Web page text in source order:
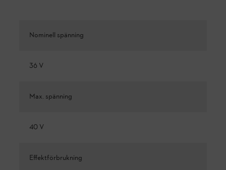
Nominell spänning
36 V
Max. spänning
40 V
Effektförbrukning